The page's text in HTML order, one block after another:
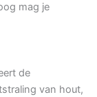
mag je
de
van hout,